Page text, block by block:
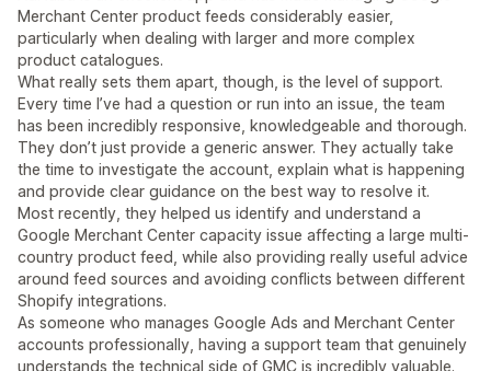
Merchant Center product feeds considerably easier,
particularly when dealing with larger and more complex
product catalogues.
What really sets them apart, though, is the level of support.
Every time I’ve had a question or run into an issue, the team
has been incredibly responsive, knowledgeable and thorough.
They don’t just provide a generic answer. They actually take
the time to investigate the account, explain what is happening
and provide clear guidance on the best way to resolve it.
Most recently, they helped us identify and understand a
Google Merchant Center capacity issue affecting a large multi-
country product feed, while also providing really useful advice
around feed sources and avoiding conflicts between different
Shopify integrations.
As someone who manages Google Ads and Merchant Center
accounts professionally, having a support team that genuinely
understands the technical side of GMC is incredibly valuable.